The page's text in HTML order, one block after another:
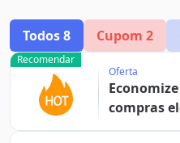
Todos8 Cupom 2
Recomendar
Oferta
compras